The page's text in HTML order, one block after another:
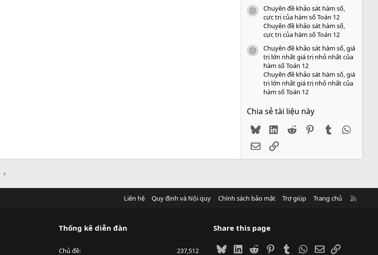
icon tài liệu
Chuyên đề khảo sát hàm số,
cực trị của hàm số Toán 12
Chuyên đề khảo sát hàm số,
cực trị của hàm số Toán 12
icon tài liệu
Chuyên đề khảo sát hàm số, giá
trị lớn nhất giá trị nhỏ nhất của
hàm số Toán 12
Chuyên đề khảo sát hàm số, giá
trị lớn nhất giá trị nhỏ nhất của
hàm số Toán 12
Chia sẻ tài liệu này
BlueskyLinkedIn
Reddit PinterestTumblr
EmailLink
Liên hệ Quy định và Nội quy Chính sách bảo mật Trợ giúp Trang chủ
Thống kê diễn đàn
Chủ đề 237,512
Share this page
BlueskyLinkedIn
Reddit PinterestTumblrWhatsApp
EmailLink